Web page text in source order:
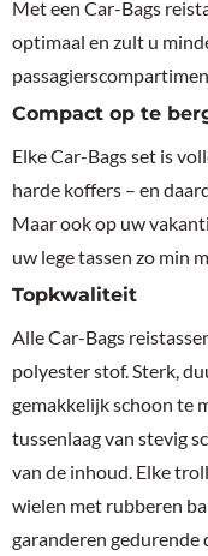
Met een Car-Bags
optimaal en zult u
Compact op te
Elke Car-Bags set is
harde koffers – en
Maar ook op uw
uw lege tassen zo min
Topkwaliteit
Alle Car-Bags
polyester stof. Sterk,
gemakkelijk schoon te
tussenlaag van stevig
van de inhoud. Elke
wielen met rubberen
garanderen gedurende